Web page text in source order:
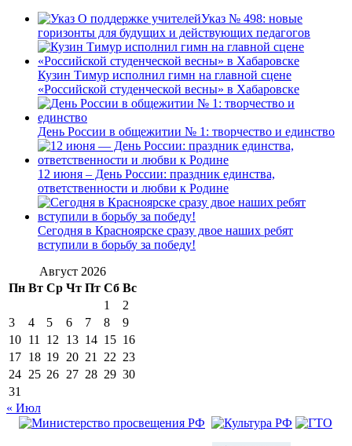
Указ № 498: новые
горизонты для будущих и действующих педагогов
Кузин Тимур исполнил гимн на главной сцене
«Российской студенческой весны» в Хабаровске
День России в общежитии № 1: творчество и единство
12 июня – День России: праздник единства,
ответственности и любви к Родине
Сегодня в Красноярске сразу двое наших ребят
вступили в борьбу за победу!
Август 2026
Пн Вт Ср Чт Пт Сб Вс
1
2
3
4 5 6 7 8
9
10 11 12 13 14 15 16
17 18 19 20 21 22 23
24 25 26 27 28 29 30
31
« Июл